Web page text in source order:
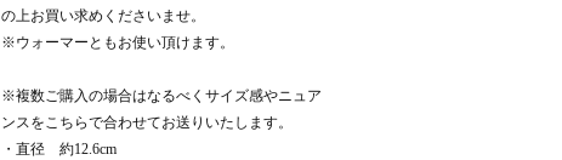
の上お買い求めくださいませ。
※ウォーマーともお使い頂けます。
※複数ご購入の場合はなるべくサイズ感やニュア
ンスをこちらで合わせてお送りいたします。
・直径 約12.6cm